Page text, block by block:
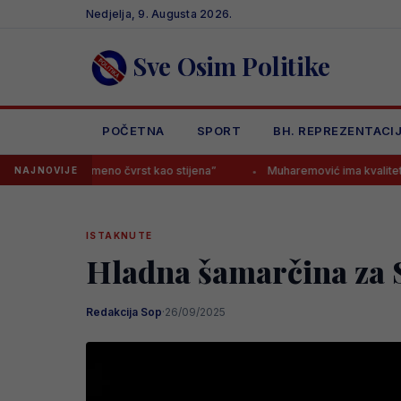
Nedjelja, 9. Augusta 2026.
Sve Osim Politike
POČETNA SPORT BH.
NAJNOVIJE
čvrst kao stijena” Muharemović ima kvalitet kakav posjeduju
ISTAKNUTE
Hladna šamarčina za
Redakcija Sop·26/09/2025